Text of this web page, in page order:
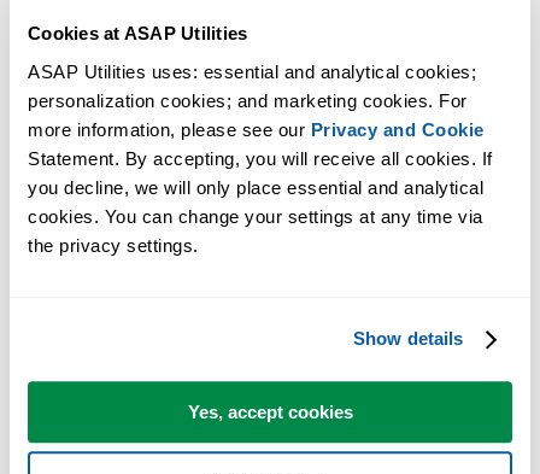
Cookies at ASAP Utilities
ASAP Utilities uses: essential and analytical cookies;
personalization cookies; and marketing cookies. For
more information, please see our Privacy and Cookie
Statement. By accepting, you will receive all cookies. If
you decline, we will only place essential and analytical
cookies. You can change your settings at any time via
the privacy settings.
Show details
Yes, accept cookies
许多 Excel 用户希望 Excel 内置的实用工具
节省 Excel 工作时间，简单高效。
您可以立即开始使用，无需培训。